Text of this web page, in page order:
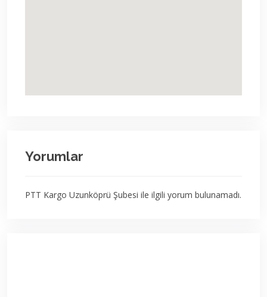
Yorumlar
PTT Kargo Uzunköprü Şubesi ile ilgili yorum bulunamadı.